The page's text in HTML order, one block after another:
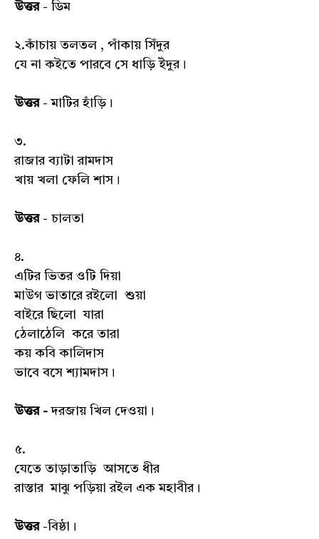
উত্তর - ডিম
২.কাঁচায় তলতল , পাঁকায় সিঁদুর
যে না কইতে পারবে সে ধাড়ি ইঁদুর।
উত্তর- মাটির হাঁড়ি।
৩.
রাজার ব্যাটা রামদাস
খায় খলা ফেলি শাস।
উত্তর- চালতা
৪.
এটির ভিতর ওটি দিয়া
মাউগ ভাতারে রইলো শুয়া
বাইরে ছিলো যারা
ঠেলাঠেলি করে তারা
কয় কবি কালিদাস
ভাবে বসে শ্যামদাস।
উত্তর - দরজায় খিল দেওয়া।
৫.
যেতে তাড়াতাড়ি আসতে ধীর
রাস্তার মাঝু পড়িয়া রইল এক মহাবীর।
উত্তর -বিষ্ঠা।